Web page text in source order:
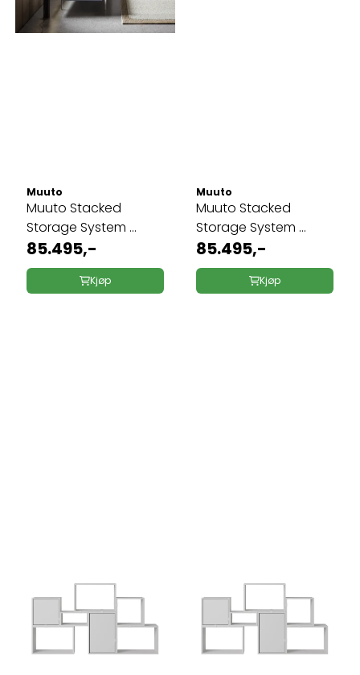
Muuto
Muuto Stacked
Storage System ...
85.495,-
Kjøp
Muuto
Muuto Stacked
Storage System ...
85.495,-
Kjøp